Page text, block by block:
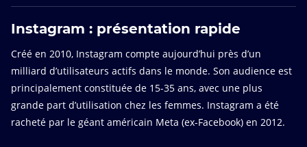
Instagram : présentation rapide
Créé en 2010, Instagram compte aujourd’hui près d’un
milliard d’utilisateurs actifs dans le monde. Son audience est
principalement constituée de 15-35 ans, avec une plus
grande part d’utilisation chez les femmes. Instagram a été
racheté par le géant américain Meta (ex-Facebook) en 2012.